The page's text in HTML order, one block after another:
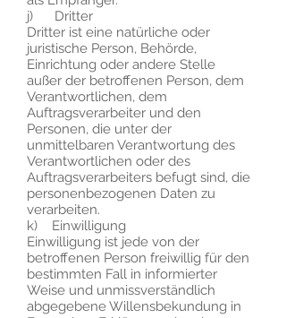
j) Dritter
Dritter ist eine natürliche oder
juristische Person, Behörde,
Einrichtung oder andere Stelle
außer der betroffenen Person, dem
Verantwortlichen, dem
Auftragsverarbeiter und den
Personen, die unter der
unmittelbaren Verantwortung des
Verantwortlichen oder des
Auftragsverarbeiters befugt sind, die
personenbezogenen Daten zu
verarbeiten.
k) Einwilligung
Einwilligung ist jede von der
betroffenen Person freiwillig für den
bestimmten Fall in informierter
Weise und unmissverständlich
abgegebene Willensbekundung in